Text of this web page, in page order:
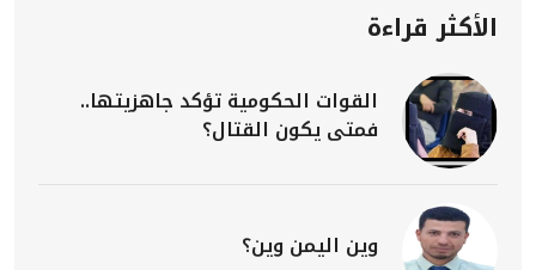
الأكثر قراءة
القوات الحكومية تؤكد جاهزيتها..
فمتى يكون القتال؟
وين اليمن وين؟